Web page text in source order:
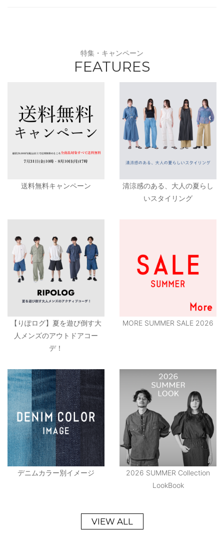
特集・キャンペーン
FEATURES
送料無料キャンペーン
清涼感のある、大人の夏らし
いスタイリング
【りぽログ】夏を遊び倒す大
人メンズのアウトドアコー
デ！
MORE SUMMER SALE 2026
デニムカラー別イメージ
2026 SUMMER Collection
LookBook
VIEW ALL